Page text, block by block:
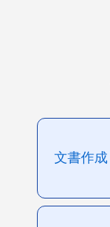
文書作成